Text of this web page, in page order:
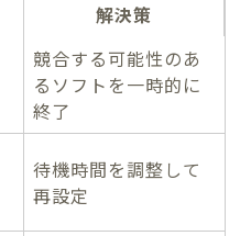
解決策
競合する可能性のあ
るソフトを一時的に
終了
待機時間を調整して
再設定